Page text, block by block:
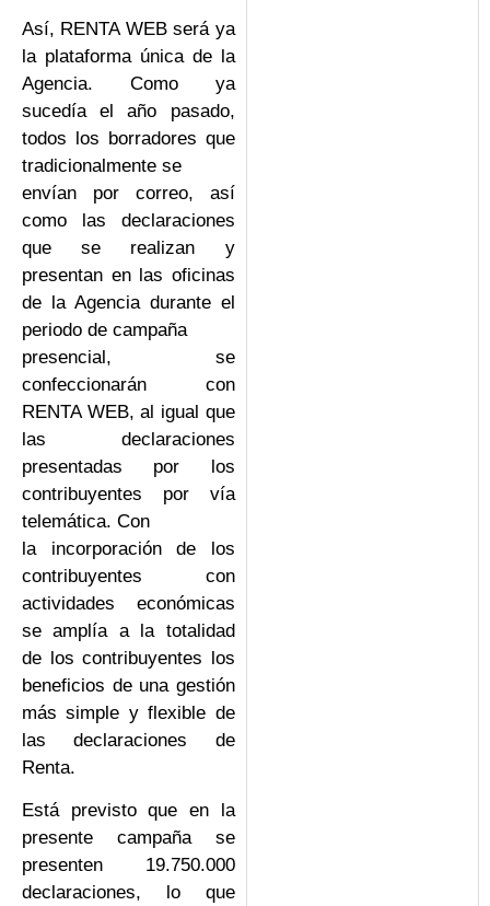
Así, RENTA WEB será ya
la plataforma única de la
Agencia. Como ya
sucedía el año pasado,
todos los borradores que
tradicionalmente se
envían por correo, así
como las declaraciones
que se realizan y
presentan en las oficinas
de la Agencia durante el
periodo de campaña
presencial, se
confeccionarán con
RENTA WEB, al igual que
las declaraciones
presentadas por los
contribuyentes por vía
telemática. Con
la incorporación de los
contribuyentes con
actividades económicas
se amplía a la totalidad
de los contribuyentes los
beneficios de una gestión
más simple y flexible de
las declaraciones de
Renta.
Está previsto que en la
presente campaña se
presenten 19.750.000
declaraciones, lo que